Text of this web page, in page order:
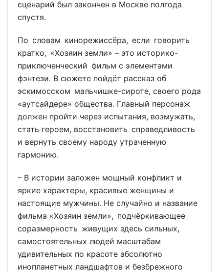
сценарий был закончен в Москве полгода
спустя.
По словам кинорежиссёра, если говорить
кратко, «Хозяин земли» – это историко-
приключенческий фильм с элементами
фэнтези. В сюжете пойдёт рассказ об
эскимосском мальчишке-сироте, своего рода
«аутсайдере» общества. Главный персонаж
должен пройти через испытания, возмужать,
стать героем, восстановить справедливость
и вернуть своему народу утраченную
гармонию.
– В истории заложен мощный конфликт и
яркие характеры, красивые женщины и
настоящие мужчины. Не случайно и название
фильма «Хозяин земли», подчёркивающее
соразмерность живущих здесь сильных,
самостоятельных людей масштабам
удивительных по красоте абсолютно
инопланетных ландшафтов и безбрежного